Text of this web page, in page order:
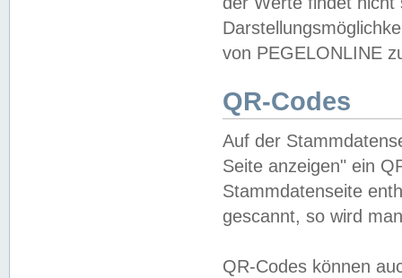
von PEGELONLINE
QR-Codes
Auf der
Seite anzeigen" ein
Stammdatenseite
gescannt, so wird
QR-Codes können